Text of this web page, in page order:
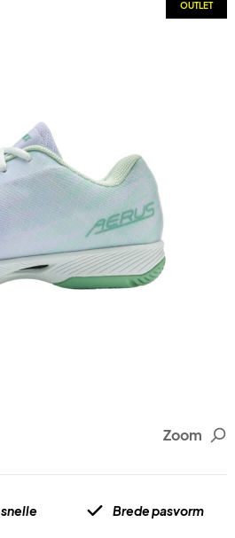
Zoom
OUTLET
Brede pasvorm